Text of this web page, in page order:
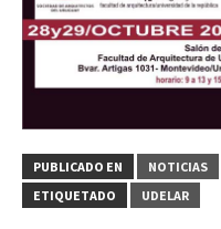
PUBLICADO EN
NOTICIAS
ETIQUETADO
UDELAR